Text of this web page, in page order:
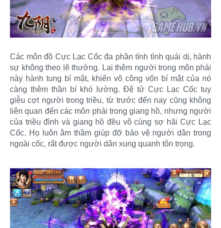
Các môn đồ Cực Lạc Cốc đa phần tính tình quái dị, hành
sự không theo lẽ thường. Lại thêm người trong môn phái
này hành tung bí mật, khiến võ công vốn bí mật của nó
càng thêm thần bí khó lường. Đệ tử Cực Lạc Cốc tuy
giễu cợt người trong triều, từ trước đến nay cũng không
liên quan đến các môn phái trong giang hồ, nhưng người
của triều đình và giang hồ đều vô cùng sợ hãi Cực Lạc
Cốc. Họ luôn âm thầm giúp đỡ bảo vệ người dân trong
ngoài cốc, rất được người dân xung quanh tôn trọng.